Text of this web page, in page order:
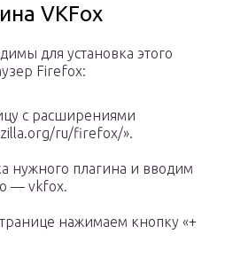
VKFox
для установка этого
Firefox:
с расширениями
ru/firefox/».
нужного плагина и вводим
— vkfox.
нажимаем кнопку «+